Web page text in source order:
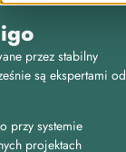
przez stabilny
są ekspertami od
przy systemie
projektach